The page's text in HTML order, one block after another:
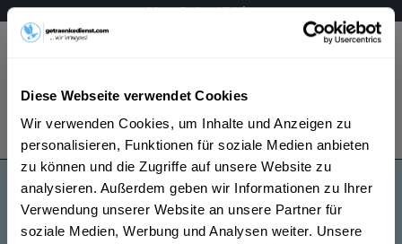
Diese Webseite verwendet Cookies
Wir verwenden Cookies, um Inhalte und Anzeigen zu
personalisieren, Funktionen für soziale Medien anbieten
zu können und die Zugriffe auf unsere Website zu
analysieren. Außerdem geben wir Informationen zu Ihrer
Verwendung unserer Website an unsere Partner für
soziale Medien, Werbung und Analysen weiter. Unsere
Mo – Fr 9 – 17 Uhr
Menü
Bestellung widerrufen
Es gilt unsere Datenschutzerklärung
Flow Tea